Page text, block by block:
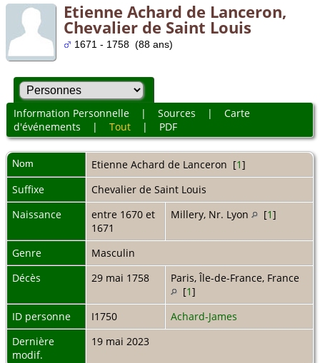
Etienne Achard de Lanceron,
Chevalier de Saint Louis
1671 - 1758 (88 ans)
Information Personnelle| Sources | Carte
d'événements | Tout| PDF
Nom Etienne Achard de Lanceron [1]
Suffixe
Chevalier de Saint Louis
Naissance
entre 1670 et
1671
Millery, Nr. Lyon [1]
Genre
Masculin
Décès
29 mai 1758
Paris, Île-de-France, France
[1]
ID personne
I1750
Achard-James
Dernière
modif.
19 mai 2023